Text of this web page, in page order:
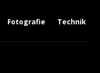
Fotografie Technik